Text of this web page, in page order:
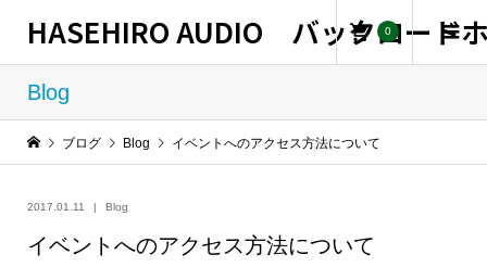
HASEHIRO AUDIO バックロード
0
Blog
ブログ Blog イベントへのアクセス方法について
2017.01.11 Blog
イベントへのアクセス方法について